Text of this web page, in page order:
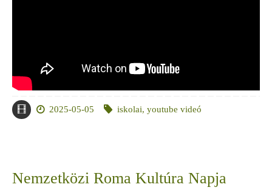
2025-05-05 iskolai, youtube videó
Nemzetközi Roma Kultúra Napja